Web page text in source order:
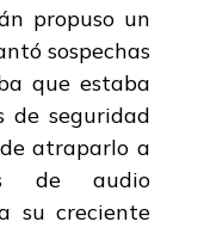
propuso un
sospechas
que estaba
de seguridad
atraparlo a
de audio
su creciente